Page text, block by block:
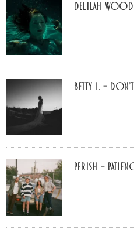
Delilah
Betty L. –
Perish –